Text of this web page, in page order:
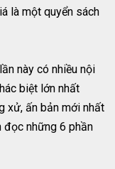
là một quyển sách
này có nhiều nội
biệt lớn nhất
xử, ấn bản mới nhất
đọc những 6 phần